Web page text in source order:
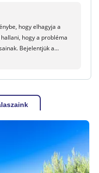
hogy elhagyja a
hogy a probléma
Bejelentjük a
Változva, hogy újra egy
megjelenítése válaszaink